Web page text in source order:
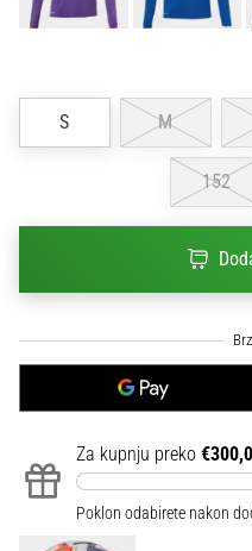
2025
dresovima
kopačkama
i
dio
Prikaži
sve
članke
S M
152
Za kupnju preko
Poklon odabirete nakon